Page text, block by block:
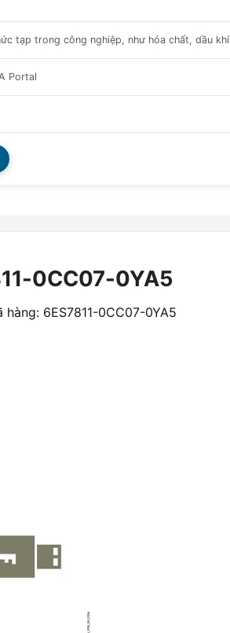
tạp trong công nghiệp, như hóa chất, dầu khí
Portal
0CC07-0YA5
hàng: 6ES7811-0CC07-0YA5